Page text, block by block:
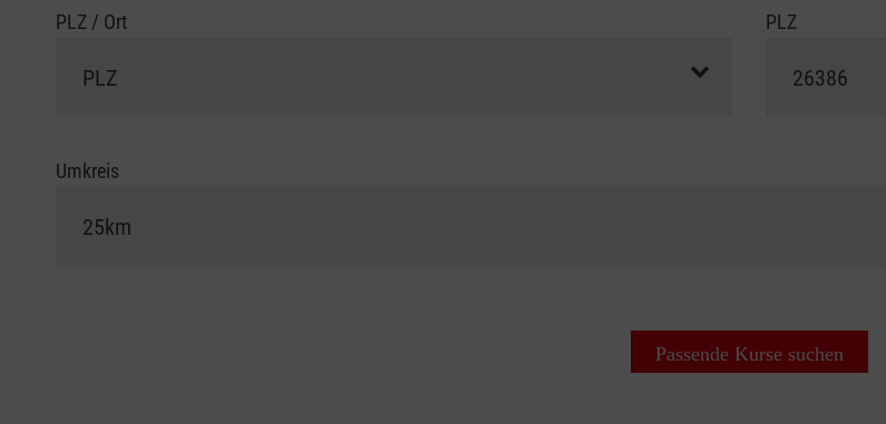
PLZ / Ort PLZ
Umkreis
Passende Kurse suchen